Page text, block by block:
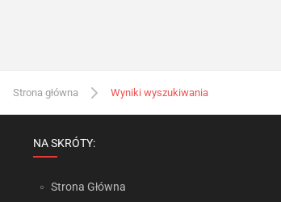
Strona główna Wyniki wyszukiwania
NA SKRÓTY:
Strona Główna